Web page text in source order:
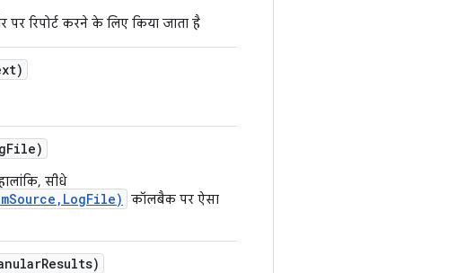
रिपोर्ट करने के लिए किया जाता है
File)
सीधे
कॉलबैक पर ऐसा
Results)